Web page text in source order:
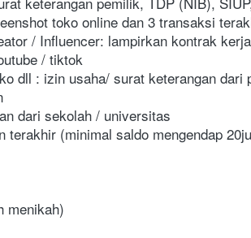
toko online dan 3 transaksi
/ Influencer: lampirkan kontrak
/ tiktok
dll : izin usaha/ surat keterangan dari
dari sekolah / universitas
terakhir (minimal saldo mengendap
menikah)